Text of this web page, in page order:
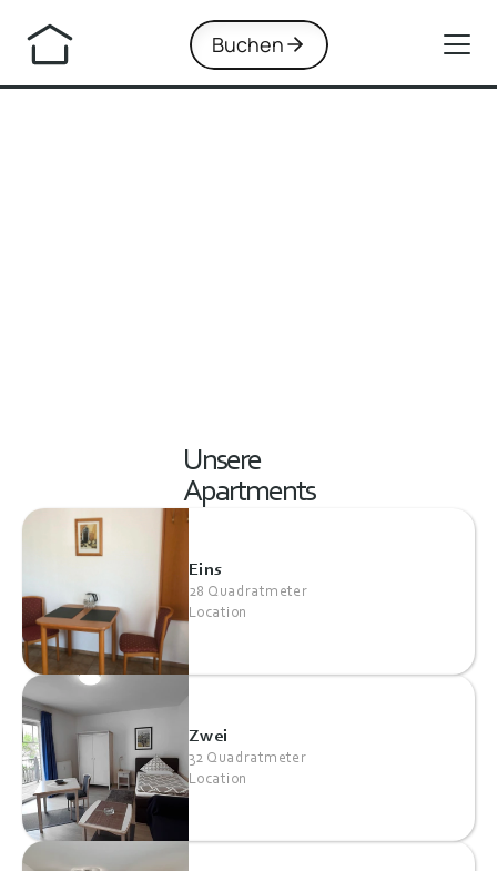
Buchen
Unsere
Apartments
Eins
28 Quadratmeter
Location
Zwei
32 Quadratmeter
Location